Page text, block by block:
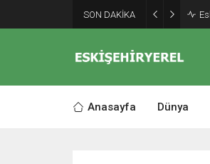
SON DAKİKA
Anasayfa Dünya